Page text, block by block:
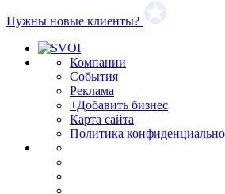
Нужны новые клиенты?
Компании
События
Реклама
+Добавить бизнес
Карта сайта
Политика